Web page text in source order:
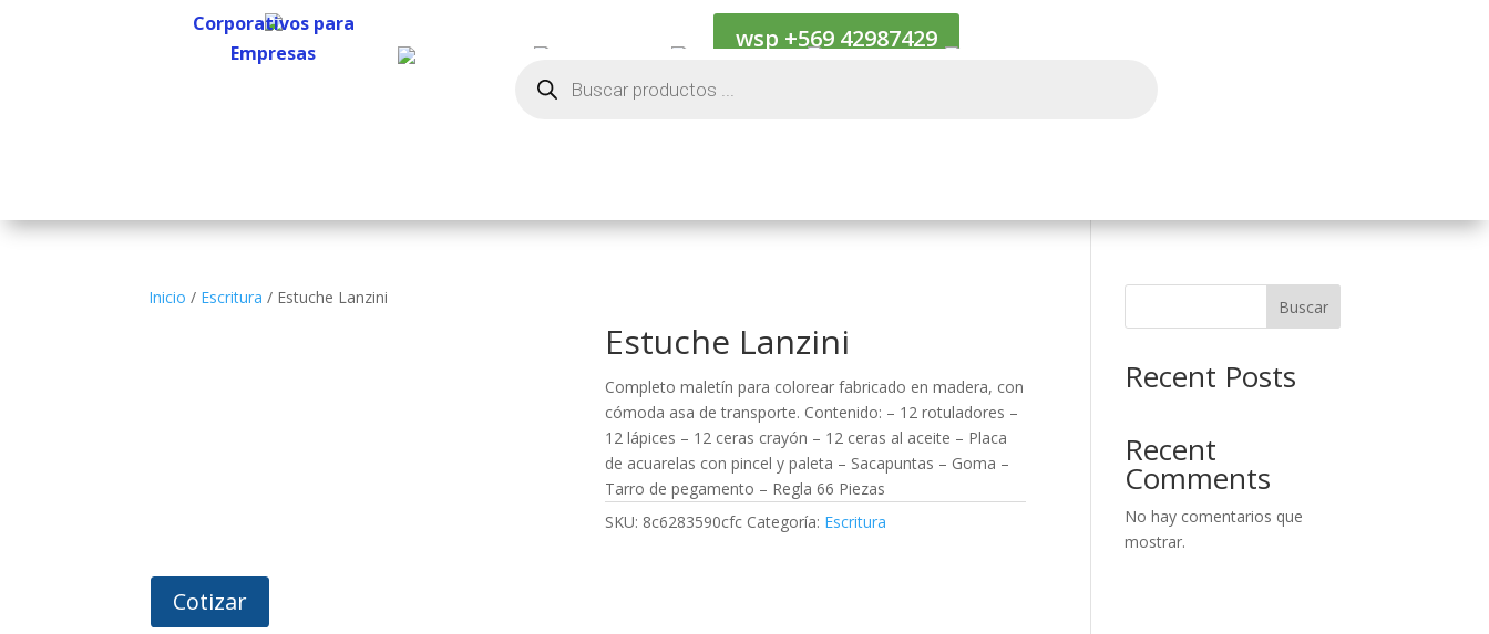
Corporativos para
Empresas
wsp +569 42987429
Cotiza Kif Internacional Kif Nacional
productos
Inicio / Escritura / Estuche Lanzini
Estuche Lanzini
Completo maletín para colorear fabricado en madera, con
cómoda asa de transporte. Contenido: – 12 rotuladores –
12 lápices – 12 ceras crayón – 12 ceras al aceite – Placa
de acuarelas con pincel y paleta – Sacapuntas – Goma –
Tarro de pegamento – Regla 66 Piezas
SKU: 8c6283590cfc Categoría: Escritura
Cotizar
Buscar
Recent Posts
Recent
Comments
No hay comentarios que
mostrar.